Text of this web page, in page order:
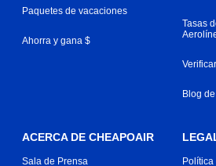
Paquetes de vacaciones
Ahorra y gana $
Tasas
Blog
ACERCA DE CHEAPOAIR
Sala de Prensa